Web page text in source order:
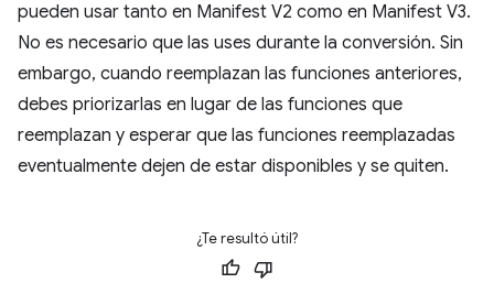
pueden usar tanto en Manifest V2 como en Manifest V3.
No es necesario que las uses durante la conversión. Sin
embargo, cuando reemplazan las funciones anteriores,
debes priorizarlas en lugar de las funciones que
reemplazan y esperar que las funciones reemplazadas
eventualmente dejen de estar disponibles y se quiten.
¿Te resultó útil?